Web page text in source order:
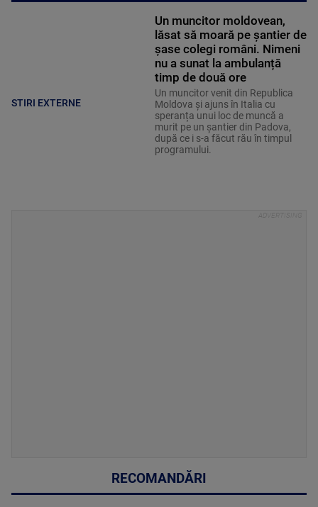
STIRI EXTERNE
Un muncitor moldovean,
lăsat să moară pe șantier de
șase colegi români. Nimeni
nu a sunat la ambulanță
timp de două ore
Un muncitor venit din Republica
Moldova și ajuns în Italia cu
speranța unui loc de muncă a
murit pe un șantier din Padova,
după ce i s-a făcut rău în timpul
programului.
RECOMANDĂRI